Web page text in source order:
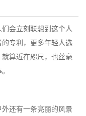
会立刻联想到这个人
专利，更多年轻人选
算近在咫尺，也丝毫
还有一条亮丽的风景